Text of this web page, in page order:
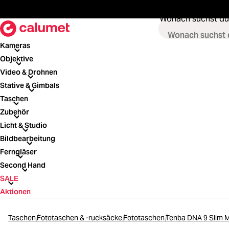
Wonach suchst
Kameras
Kameras
Objektive
Objektive
Video & Drohnen
Video & Drohnen
Stative & Gimbals
Stative & Gimbals
Taschen
Taschen
Zubehör
Zubehör
Licht & Studio
Licht & Studio
Bildbearbeitung
Bildbearbeitung
Ferngläser
Ferngläser
Second Hand
Second Hand
SALE
SALE
Aktionen
TaschenFototaschen & -rucksäckeFototaschenTenba DNA 9 Slim